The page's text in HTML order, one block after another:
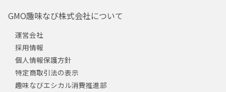
GMO趣味なび株式会社について
運営会社
採用情報
個人情報保護方針
特定商取引法の表示
趣味なびエシカル消費推進部